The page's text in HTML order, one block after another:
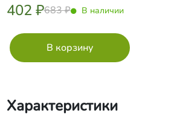
402 ₽683 ₽ В наличии
Характеристики